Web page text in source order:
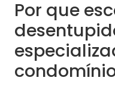
Por que